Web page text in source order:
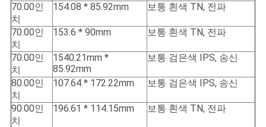
70.00인
치
154.08 * 85.92mm 보통 흰색 TN, 전파
70.00인
치
153.6 * 90mm 보통 흰색 TN, 전파
70.00인
치
1540.21mm *
85.92mm
보통 검은색 IPS, 송신
80.00인
치
107.64 * 172.22mm 보통 검은색 IPS, 송신
90.00인
치
196.61 * 114.15mm 보통 흰색 TN, 전파